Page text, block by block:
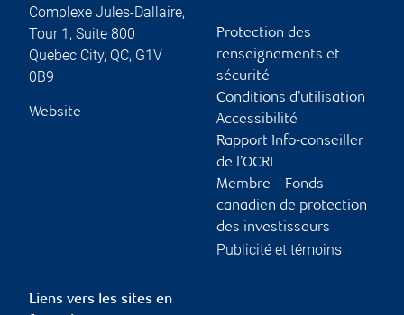
Complexe Jules-Dallaire,
Tour 1, Suite 800
Quebec City, QC, G1V
0B9
Website
Protection des
renseignements et
sécurité
Conditions d’utilisation
Accessibilité
Rapport Info-conseiller
de l’OCRI
Membre – Fonds
canadien de protection
des investisseurs
Publicité et témoins
Liens vers les sites en